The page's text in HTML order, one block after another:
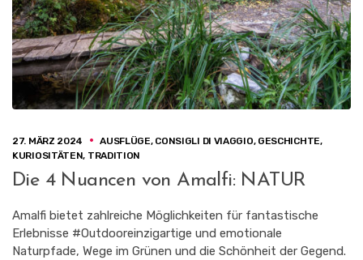
27. MÄRZ 2024 AUSFLÜGE, CONSIGLI DI VIAGGIO, GESCHICHTE,
KURIOSITÄTEN, TRADITION
Die 4 Nuancen von Amalfi: NATUR
Amalfi bietet zahlreiche Möglichkeiten für fantastische
Erlebnisse #Outdooreinzigartige und emotionale
Naturpfade, Wege im Grünen und die Schönheit der Gegend.